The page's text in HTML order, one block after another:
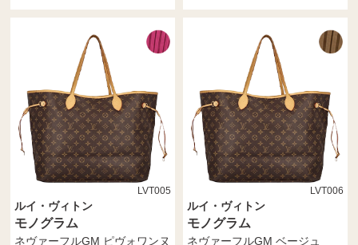
LVT005
ルイ・ヴィトン
モノグラム
ネヴァーフルGM ピヴォワンヌ
LVT006
ルイ・ヴィトン
モノグラム
ネヴァーフルGM ベージュ